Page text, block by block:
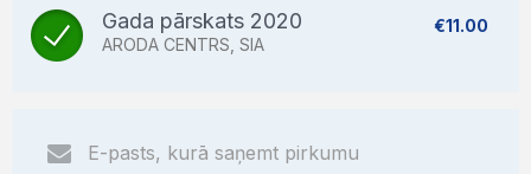
Gada pārskats 2020
ARODA CENTRS, SIA
€11.00